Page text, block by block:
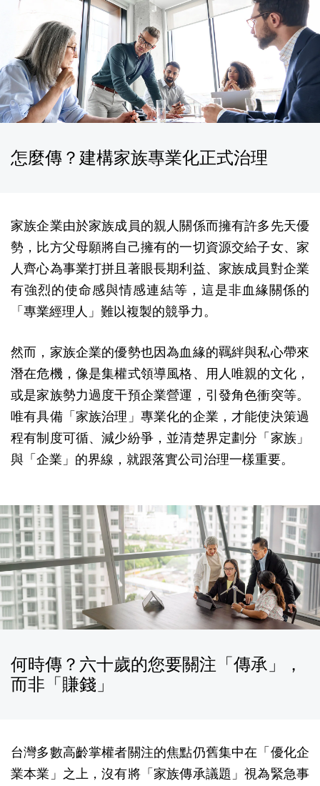
怎麼傳？建構家族專業化正式治理
家族企業由於家族成員的親人關係而擁有許多先天優
勢，比方父母願將自己擁有的一切資源交給子女、家
人齊心為事業打拼且著眼長期利益、家族成員對企業
有強烈的使命感與情感連結等，這是非血緣關係的
「專業經理人」難以複製的競爭力。
然而，家族企業的優勢也因為血緣的羈絆與私心帶來
潛在危機，像是集權式領導風格、用人唯親的文化，
或是家族勢力過度干預企業營運，引發角色衝突等。
唯有具備「家族治理」專業化的企業，才能使決策過
程有制度可循、減少紛爭，並清楚界定劃分「家族」
與「企業」的界線，就跟落實公司治理一樣重要。
何時傳？六十歲的您要關注「傳承」，
而非「賺錢」
台灣多數高齡掌權者關注的焦點仍舊集中在「優化企
業本業」之上，沒有將「家族傳承議題」視為緊急事